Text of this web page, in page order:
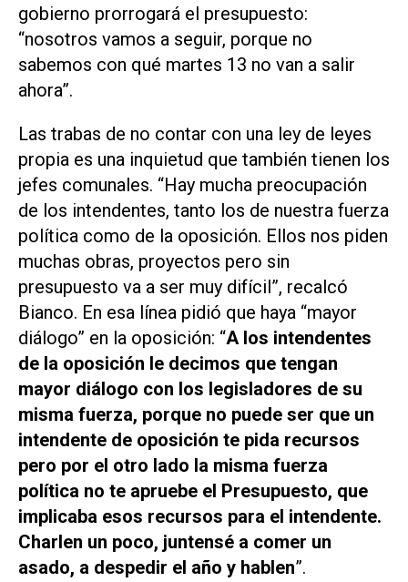
gobierno prorrogará el presupuesto:
“nosotros vamos a seguir, porque no
sabemos con qué martes 13 no van a salir
ahora”.
Las trabas de no contar con una ley de leyes
propia es una inquietud que también tienen los
jefes comunales. “Hay mucha preocupación
de los intendentes, tanto los de nuestra fuerza
política como de la oposición. Ellos nos piden
muchas obras, proyectos pero sin
presupuesto va a ser muy difícil”, recalcó
Bianco. En esa línea pidió que haya “mayor
diálogo” en la oposición: “A los intendentes
de la oposición le decimos que tengan
mayor diálogo con los legisladores de su
misma fuerza, porque no puede ser que un
intendente de oposición te pida recursos
pero por el otro lado la misma fuerza
política no te apruebe el Presupuesto, que
implicaba esos recursos para el intendente.
Charlen un poco, juntensé a comer un
asado, a despedir el año y hablen”.